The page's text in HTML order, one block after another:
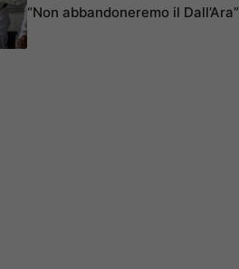
“Non abbandoneremo il Dall’Ara”